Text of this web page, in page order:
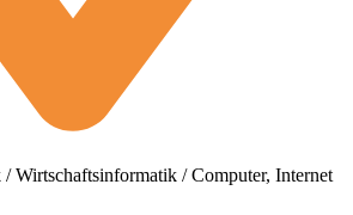
Wirtschaftsinformatik / Computer, Internet